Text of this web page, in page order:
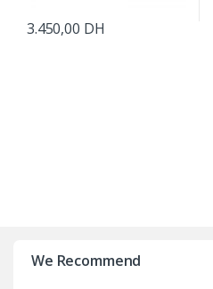
3.450,00 DH
We Recommend